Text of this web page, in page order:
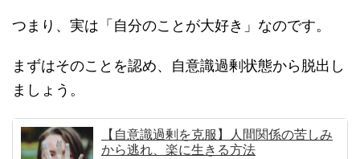
つまり、実は「自分のことが大好き」なのです。
まずはそのことを認め、自意識過剰状態から脱出し
ましょう。
【自意識過剰を克服】人間関係の苦しみ
から逃れ、楽に生きる方法